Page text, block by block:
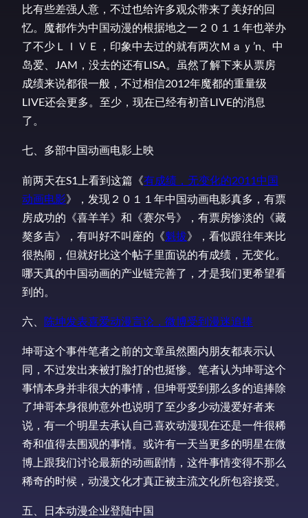
比有些差强人意，不过也给许多观众带来了美好的回
忆。魔都作为中国动漫的根据地之一２０１１年也举办
了不少ＬＩＶＥ，印象中去过的就有两次Ｍａｙ’n、中
岛爱、JAM，没去的还有LISA。虽然了解下来从票房
成绩来说都很一般，不过相信2012年魔都的重量级
LIVE还会更多。至少，现在已经有初音LIVE的消息
了。
七、多部中国动画电影上映
前两天在S1上看到这篇《有成绩，无变化的2011中国
动画电影》，发现２０１１年中国动画电影真多，有票
房成功的《喜羊羊》和《赛尔号》，有票房惨淡的《藏
獒多吉》，有叫好不叫座的《魁拔》，看似跟往年来比
很热闹，但就好比这个帖子里面说的有成绩，无变化。
哪天真的中国动画的产业链完善了，才是我们更希望看
到的。
六、 陈坤发表喜爱动漫言论，微博受到漫迷追捧
坤哥这个事件笔者之前的文章虽然圈内朋友都表示认
同，不过发出来被打脸打的也挺惨。笔者认为坤哥这个
事情本身并非很大的事情，但坤哥受到那么多的追捧除
了坤哥本身很帅意外也说明了至少多少动漫爱好者来
说，有一个明星去承认自己喜欢动漫现在还是一件很稀
奇和值得去围观的事情。或许有一天当更多的明星在微
博上跟我们讨论最新的动画剧情，这件事情变得不那么
稀奇的时候，动漫文化才真正被主流文化所包容接受。
五、日本动漫企业登陆中国